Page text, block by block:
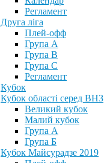
Регламент
Друга ліга
Плей-офф
Група А
Група В
Група С
Регламент
Кубок
Кубок області серед ВНЗ
Великий кубок
Малий кубок
Група А
Група Б
Кубок Майсурадзе 2019